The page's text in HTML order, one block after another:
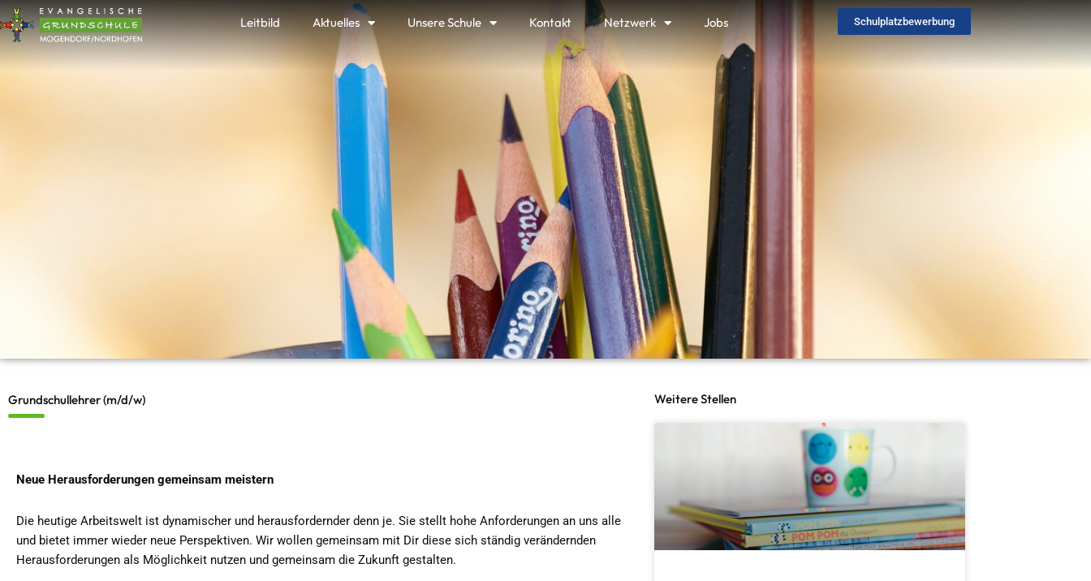
Zum
Inhalt
springen
Leitbild Aktuelles Unsere Schule Kontakt Netzwerk Jobs Schulplatzbewerbung
Grundschullehrer (m/d/w)
Neue Herausforderungen gemeinsam meistern
Die heutige Arbeitswelt ist dynamischer und herausfordernder denn je. Sie stellt hohe Anforderungen an uns alle
und bietet immer wieder neue Perspektiven. Wir wollen gemeinsam mit Dir diese sich ständig verändernden
Herausforderungen als Möglichkeit nutzen und gemeinsam die Zukunft gestalten.
Weitere Stellen